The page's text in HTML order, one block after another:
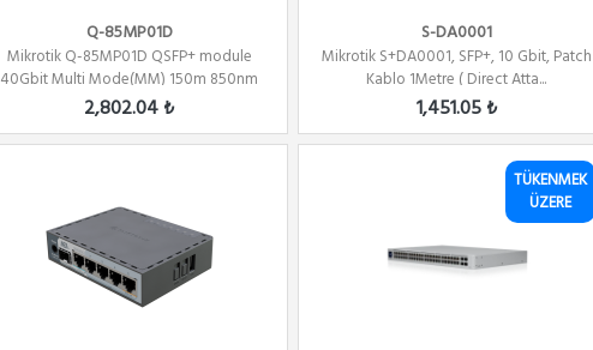
Q-85MP01D
Mikrotik Q-85MP01D QSFP+ module
40Gbit Multi Mode(MM) 150m 850nm
2,802.04 ₺
S-DA0001
Mikrotik S+DA0001, SFP+, 10 Gbit, Patch
Kablo 1Metre ( Direct Atta...
1,451.05 ₺
TÜKENMEK
ÜZERE